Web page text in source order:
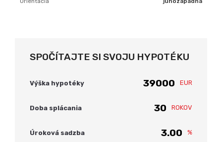
SPOČÍTAJTE SI SVOJU HYPOTÉKU
Výška hypotéky EUR
Doba splácania ROKOV
Úroková sadzba %